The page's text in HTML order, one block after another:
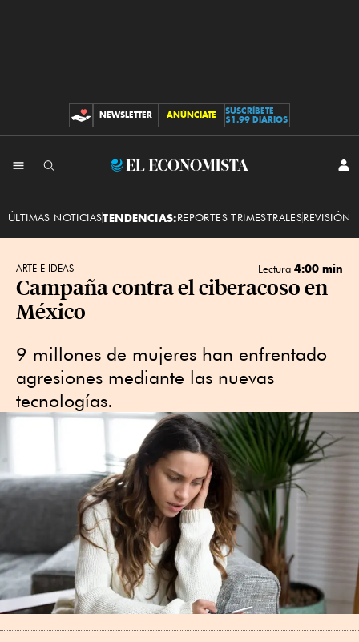
CONTRIBUCIONES
NEWSLETTER ANÚNCIATE
SUSCRÍBETE
$1.99 DIARIOS
El
ÚLTIMAS NOTICIASTENDENCIAS:REPORTES TRIMESTRALESREVISIÓN
ARTE E IDEAS Lectura 4:00 min
Campaña contra el ciberacoso en
México
9 millones de mujeres han enfrentado
agresiones mediante las nuevas
tecnologías.